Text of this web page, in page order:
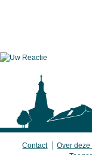
Contact Over deze